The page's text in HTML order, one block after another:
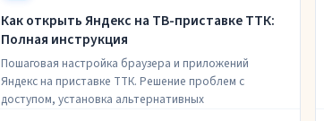
Как открыть Яндекс на ТВ-приставке ТТК:
Полная инструкция
Пошаговая настройка браузера и приложений
Яндекс на приставке ТТК. Решение проблем с
доступом, установка альтернативных